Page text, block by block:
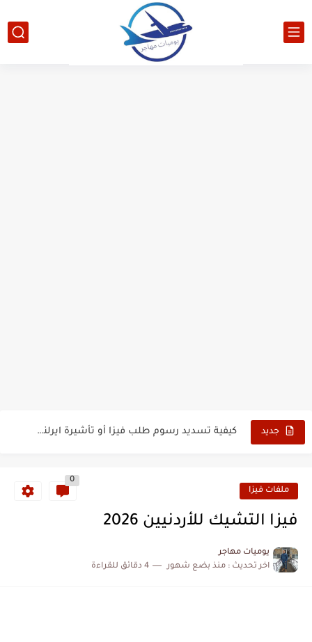
جديد كيفية ارسال ملف تأشيرة إيرلندا السياحية للجزائريين لأبو ظبي
ملفات فيزا
0
فيزا التشيك للأردنيين 2026
يوميات مهاجر
اخر تحديث : منذ بضع شهور 4 دقائق للقراءة